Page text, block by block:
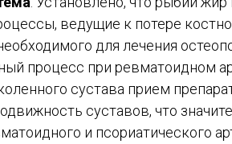
ведущие к потере
для лечения
процесс при ревматоидном
сустава прием
суставов, что
и псориатического